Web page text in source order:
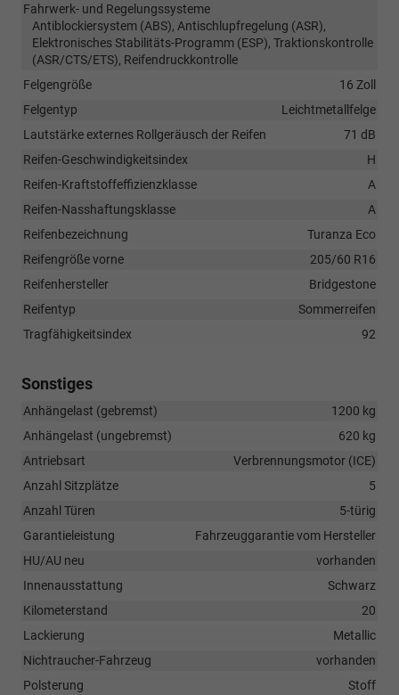
Fahrwerk- und Regelungssysteme
Antiblockiersystem (ABS), Antischlupfregelung (ASR),
Elektronisches Stabilitäts-Programm (ESP), Traktionskontrolle
(ASR/CTS/ETS), Reifendruckkontrolle
Felgengröße
16 Zoll
Felgentyp
Leichtmetallfelge
Lautstärke externes Rollgeräusch der Reifen
71 dB
Reifen-Geschwindigkeitsindex
H
Reifen-Kraftstoffeffizienzklasse
A
Reifen-Nasshaftungsklasse
A
Reifenbezeichnung
Turanza Eco
Reifengröße vorne
205/60 R16
Reifenhersteller
Bridgestone
Reifentyp
Sommerreifen
Tragfähigkeitsindex
92
Sonstiges
Anhängelast (gebremst)
1200 kg
Anhängelast (ungebremst)
620 kg
Antriebsart
Verbrennungsmotor (ICE)
Anzahl Sitzplätze
5
Anzahl Türen
5-türig
Garantieleistung
Fahrzeuggarantie vom Hersteller
HU/AU neu
vorhanden
Innenausstattung
Schwarz
Kilometerstand
20
Lackierung
Metallic
Nichtraucher-Fahrzeug
vorhanden
Polsterung
Stoff